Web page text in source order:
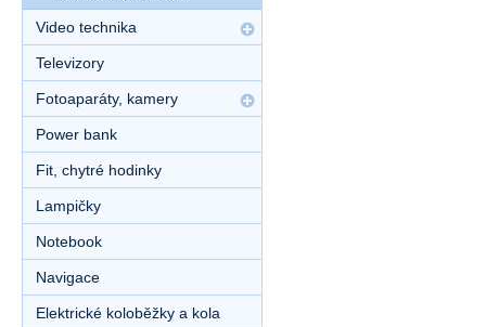
Video technika
Televizory
Fotoaparáty, kamery
Power bank
Fit, chytré hodinky
Lampičky
Notebook
Navigace
Elektrické koloběžky a kola